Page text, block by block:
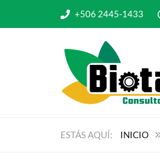
+506 2445-1433
INICIO